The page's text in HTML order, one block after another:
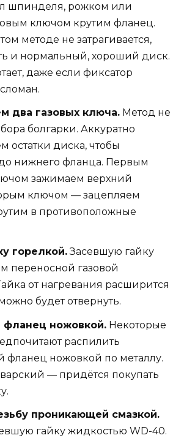
шпинделя, рожком или
ключом крутим фланец.
методе не затрагивается,
и нормальный, хороший диск.
даже если фиксатор
два газовых ключа. Метод не
болгарки. Аккуратно
остатки диска, чтобы
нижнего фланца. Первым
зажимаем верхний
ключом — зацепляем
в противоположные
горелкой.Засевшую гайку
переносной газовой
от нагревания расширится
будет отвернуть.
фланец ножовкой. Некоторые
распилить
фланец ножовкой по металлу.
— придётся покупать
проникающей смазкой.
гайку жидкостью WD-40.